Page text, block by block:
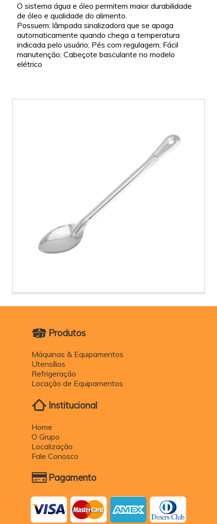
O sistema água e óleo permitem maior durabilidade
de óleo e qualidade do alimento.
Possuem: lâmpada sinalizadora que se apaga
automaticamente quando chega a temperatura
indicada pelo usuário; Pés com regulagem; Fácil
manutenção; Cabeçote basculante no modelo
elétrico
Produtos
Máquinas & Equipamentos
Utensílios
Refrigeração
Locação de Equipamentos
Institucional
Home
O Grupo
Localização
Fale Conosco
Pagamento